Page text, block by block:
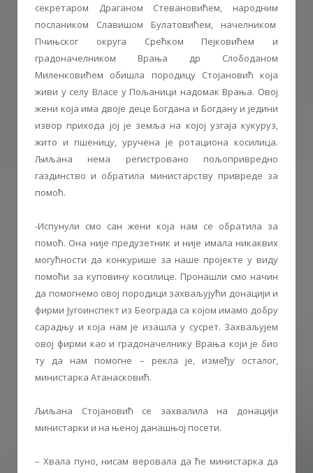
секретаром Драганом Стевановићем, народним
послаником Славишом Булатовићем, начелником
Пчињског округа Срећком Пејковићем и
градоначелником Врања др Слободаном
Миленковићем обишла породицу Стојановић која
живи у селу Власе у Пољаници надомак Врања. Овој
жени која има двоје деце Богдана и Богдану и једини
извор прихода јој је земља на којој узгаја кукуруз,
жито и пшеницу, уручена је ротациона косилица.
Љиљана нема регистровано пољопривредно
газдинство и обратила министарству привреде за
помоћ.
-Испунули смо сан жени која нам се обратила за
помоћ. Она није предузетник и није имала никаквих
могућности да конкурише за наше пројекте у виду
помоћи за куповину косилице. Пронашли смо начин
да помогнемо овој породици захваљујући донацији и
фирми Југоинспект из Београда са којом имамо добру
сарадњу и која нам је изашла у сусрет. Захваљујем
овој фирми као и градоначелнику Врања који је био
ту да нам помогне – рекла је, између осталог,
министарка Атанасковић.
Љиљана Стојановић се захвалила на донацији
министарки и на њеној данашњој посети.
– Хвала пуно, нисам веровала да ће министарка да